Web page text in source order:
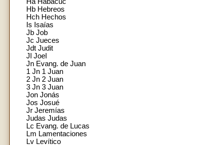
Hb Hebreos
Hch Hechos
Is Isaías
Jb Job
Jc Jueces
Jdt Judit
Jl Joel
Jn Evang. de Juan
1 Jn 1 Juan
2 Jn 2 Juan
3 Jn 3 Juan
Jon Jonás
Jos Josué
Jr Jeremías
Judas Judas
Lc Evang. de Lucas
Lm Lamentaciones
Lv Levítico